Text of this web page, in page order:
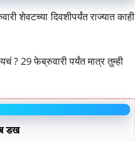
शेवटच्या दिवशीपर्यंत राज्यात काही
29 फेब्रुवारी पर्यंत मात्र तुम्ही
डख